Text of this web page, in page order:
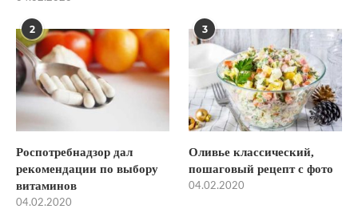
2
Роспотребнадзор дал
рекомендации по выбору
витаминов
04.02.2020
3
Оливье классический,
пошаговый рецепт с фото
04.02.2020